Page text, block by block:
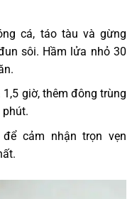
cá, táo tàu và gừng
sôi. Hầm lửa nhỏ 30
giờ, thêm đông trùng
phút.
cảm nhận trọn vẹn